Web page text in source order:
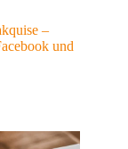
–
und